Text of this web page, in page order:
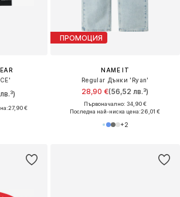
27,90 €
ПРОМОЦИЯ
NAME IT
Regular Дънки 'Ryan'
28,90 €(56,52 лв.³)
Първоначално: 34,90 €
Последна най-ниска цена:26,01 €
+2